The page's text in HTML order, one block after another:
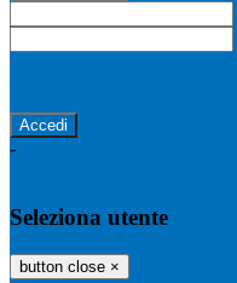
-
Seleziona utente
button close ×